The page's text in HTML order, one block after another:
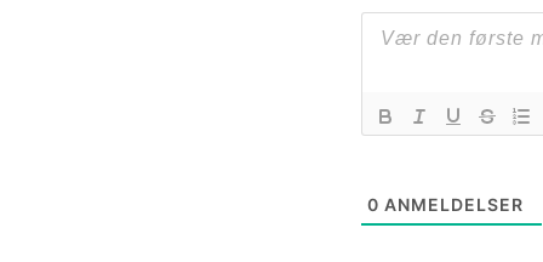
0 ANMELDELSER